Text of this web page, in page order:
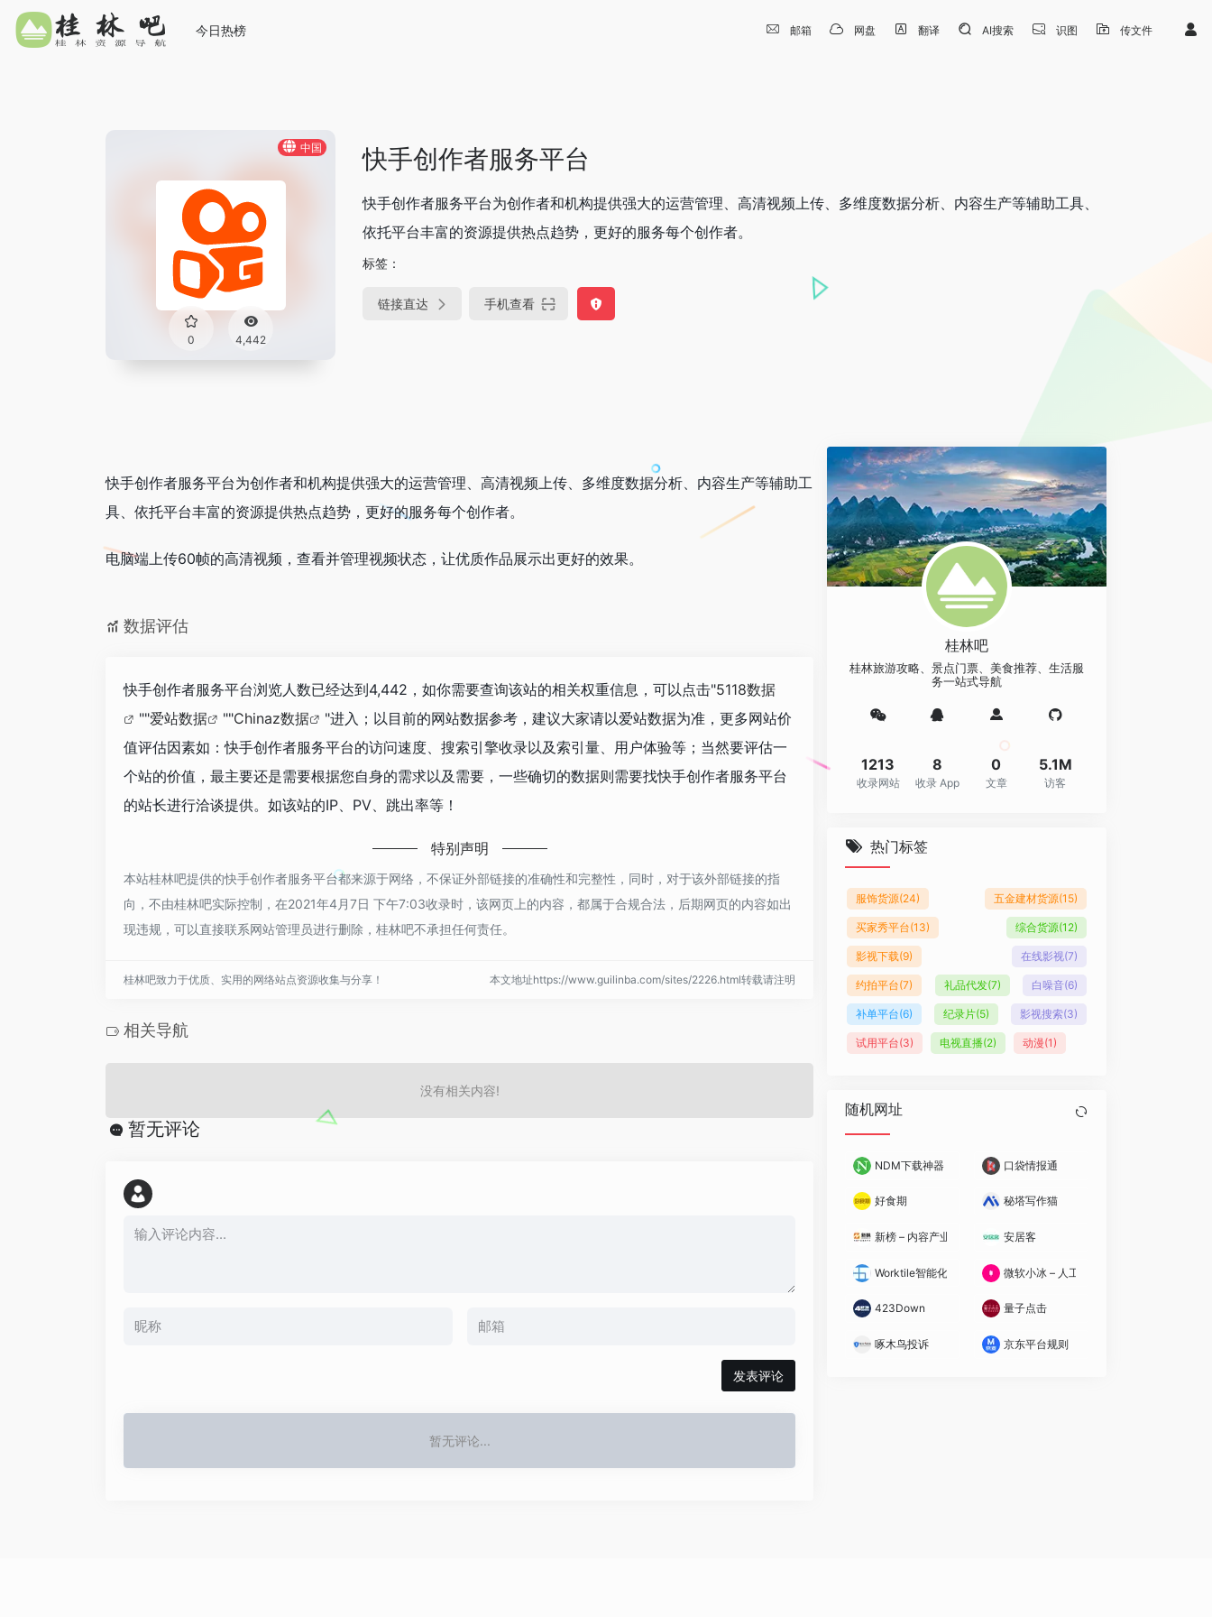
今日热榜 邮箱 网盘 翻译 AI搜索 识图 传文件
中国
0 4,442
快手创作者服务平台
快手创作者服务平台为创作者和机构提供强大的运营管理、高清视频上传、多维度数据分析、内容生产等辅助工具、
依托平台丰富的资源提供热点趋势，更好的服务每个创作者。
标签：
链接直达 手机查看
快手创作者服务平台为创作者和机构提供强大的运营管理、高清视频上传、多维度数据分析、内容生产等辅助工
具、依托平台丰富的资源提供热点趋势，更好的服务每个创作者。
电脑端上传60帧的高清视频，查看并管理视频状态，让优质作品展示出更好的效果。
数据评估
快手创作者服务平台浏览人数已经达到4,442，如你需要查询该站的相关权重信息，可以点击"5118数据
""爱站数据 ""Chinaz数据
"进入；以目前的网站数据参考，建议大家请以爱站数据为准，更多网站价
值评估因素如：快手创作者服务平台的访问速度、搜索引擎收录以及索引量、用户体验等；当然要评估一
个站的价值，最主要还是需要根据您自身的需求以及需要，一些确切的数据则需要找快手创作者服务平台
的站长进行洽谈提供。如该站的IP、PV、跳出率等！
特别声明
本站桂林吧提供的快手创作者服务平台都来源于网络，不保证外部链接的准确性和完整性，同时，对于该外部链接的指
向，不由桂林吧实际控制，在2021年4月7日 下午7:03收录时，该网页上的内容，都属于合规合法，后期网页的内容如出
现违规，可以直接联系网站管理员进行删除，桂林吧不承担任何责任。
桂林吧致力于优质、实用的网络站点资源收集与分享！ 本文地址https://www.guilinba.com/sites/2226.html转载请注明
相关导航
没有相关内容!
暂无评论
发表评论
暂无评论...
桂林吧
桂林旅游攻略、景点门票、美食推荐、生活服
务一站式导航
1213
收录网站
8
收录 App
0
文章
5.1M
访客
热门标签
服饰货源(24) 五金建材货源(15)
买家秀平台(13) 综合货源(12)
影视下载(9) 在线影视(7)
约拍平台(7) 礼品代发(7) 白噪音(6)
补单平台(6) 纪录片(5) 影视搜索(3)
试用平台(3) 电视直播(2) 动漫(1)
随机网址
NDM下载神器 口袋情报通
好食期 秘塔写作猫
新榜 – 内容产业服务平台 安居客
Worktile智能化研发管理工具微软小冰 – 人工智能商业解决方案平台
423Down 量子点击
啄木鸟投诉 京东平台规则